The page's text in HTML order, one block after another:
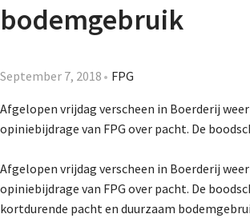
bodemgebruik
September 7, 2018 FPG
Afgelopen vrijdag verscheen in Boerderij
opiniebijdrage van FPG over pacht. De
Afgelopen vrijdag verscheen in Boerderij
opiniebijdrage van FPG over pacht. De
kortdurende pacht en duurzaam